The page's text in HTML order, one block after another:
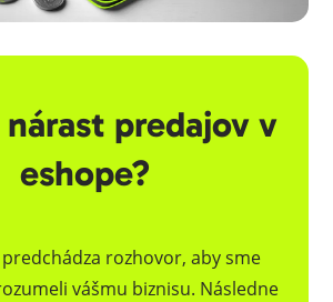
predajov v
eshope?
rozhovor, aby sme
vášmu biznisu. Následne